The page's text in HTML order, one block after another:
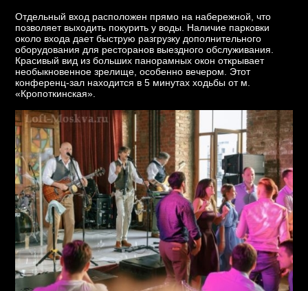
Отдельный вход расположен прямо на набережной, что
позволяет выходить покурить у воды. Наличие парковки
около входа дает быструю разгрузку дополнительного
оборудования для ресторанов выездного обслуживания.
Красивый вид из больших панорамных окон открывает
необыкновенное зрелище, особенно вечером. Этот
конференц-зал находится в 5 минутах ходьбы от м.
«Кропоткинская».